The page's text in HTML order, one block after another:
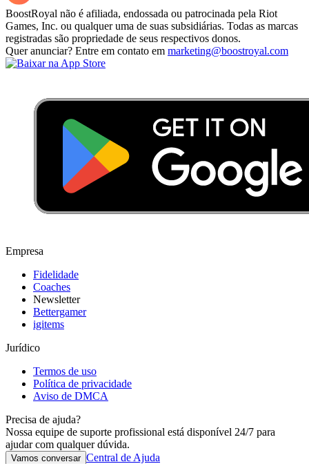
BoostRoyal não é afiliada, endossada ou patrocinada pela Riot
Games, Inc. ou qualquer uma de suas subsidiárias. Todas as marcas
registradas são propriedade de seus respectivos donos.
Quer anunciar? Entre em contato em marketing@boostroyal.com
Empresa
Fidelidade
Coaches
Newsletter
Bettergamer
igitems
Jurídico
Termos de uso
Política de privacidade
Aviso de DMCA
Precisa de ajuda?
Nossa equipe de suporte profissional está disponível 24/7 para
ajudar com qualquer dúvida.
Vamos conversar Central de Ajuda